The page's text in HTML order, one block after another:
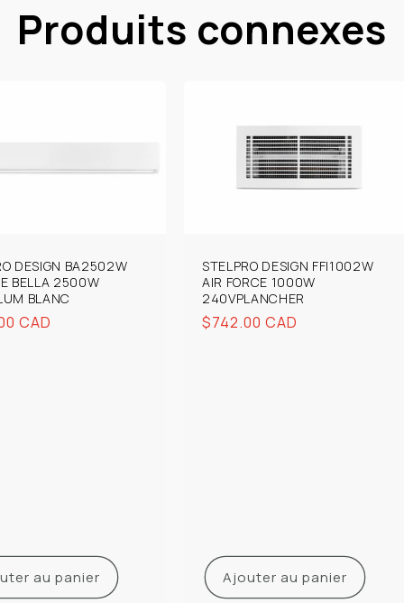
Produits connexes
DESIGN BA2502W
BELLA 2500W
BLANC
CAD
au panier
STELPRO DESIGN FFI1002W
AIR FORCE 1000W
240VPLANCHER
Prix
$742.00 CAD
Ajouter au panier